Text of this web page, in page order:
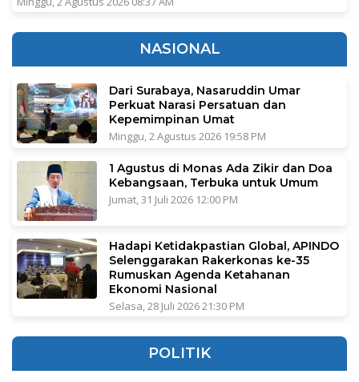
NASIONAL
Dari Surabaya, Nasaruddin Umar
Perkuat Narasi Persatuan dan
Kepemimpinan Umat
Minggu, 2 Agustus 2026 19:58 PM
1 Agustus di Monas Ada Zikir dan Doa
Kebangsaan, Terbuka untuk Umum
Jumat, 31 Juli 2026 12:00 PM
Hadapi Ketidakpastian Global, APINDO
Selenggarakan Rakerkonas ke-35
Rumuskan Agenda Ketahanan
Ekonomi Nasional
Selasa, 28 Juli 2026 21:30 PM
POLITIK